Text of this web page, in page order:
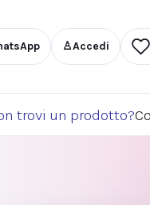
♙Accedi
trovi un prodotto?